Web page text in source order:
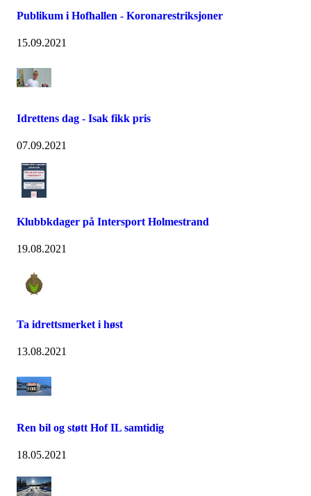
Publikum i Hofhallen - Koronarestriksjoner
15.09.2021
Idrettens dag - Isak fikk pris
07.09.2021
Klubbkdager på Intersport Holmestrand
19.08.2021
Ta idrettsmerket i høst
13.08.2021
Ren bil og støtt Hof IL samtidig
18.05.2021